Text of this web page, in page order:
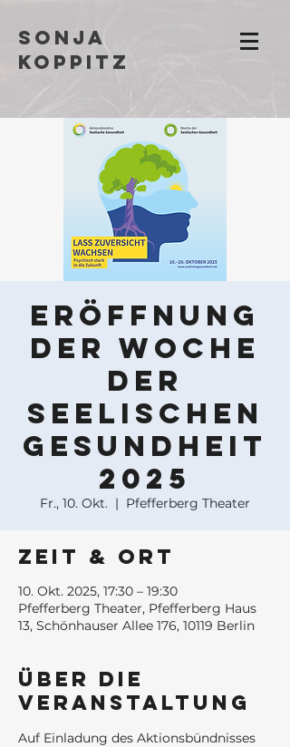
Sonja
Koppitz
Eröffnung
der Woche
der
seelischen
Gesundheit
2025
Fr., 10. Okt.
  |
Pfefferberg Theater
Zeit & Ort
10. Okt. 2025, 17:30 – 19:30
Pfefferberg Theater, Pfefferberg Haus
13, Schönhauser Allee 176, 10119 Berlin
Über die
Veranstaltung
Auf Einladung des Aktionsbündnisses